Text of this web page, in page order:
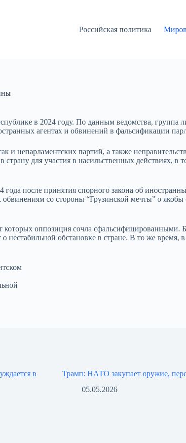
Российская политика
в 2024 году. По данным ведомства, группа
агентах и обвинений в фальсификации
и непарламентских партий, а также
для участия в насильственных действиях, в
после принятия спорного закона об
со стороны “Грузинской мечты” о
оппозиция сочла сфальсифицированными.
обстановке в стране. В то же время,
в
Трамп: НАТО закупает оружие,
05.05.2026